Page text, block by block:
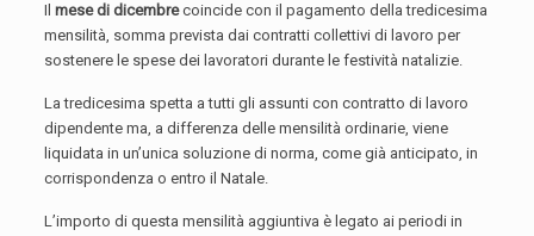
Ilmese di dicembrecoincide con il pagamento della tredicesima
mensilità, somma prevista dai contratti collettivi di lavoro per
sostenere le spese dei lavoratori durante le festività natalizie.
La tredicesima spetta a tutti gli assunti con contratto di lavoro
dipendente ma, a differenza delle mensilità ordinarie, viene
liquidata in un’unica soluzione di norma, come già anticipato, in
corrispondenza o entro il Natale.
L’importo di questa mensilità aggiuntiva è legato ai periodi in